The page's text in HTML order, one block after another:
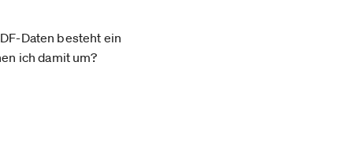
Daten besteht ein
ich damit um?